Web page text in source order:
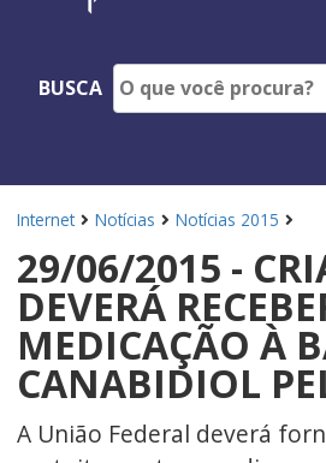
BUSCA
Internet Notícias Notícias 2015
29/06/2015 -
DEVERÁ
MEDICAÇÃO À
CANABIDIOL
A União Federal deverá